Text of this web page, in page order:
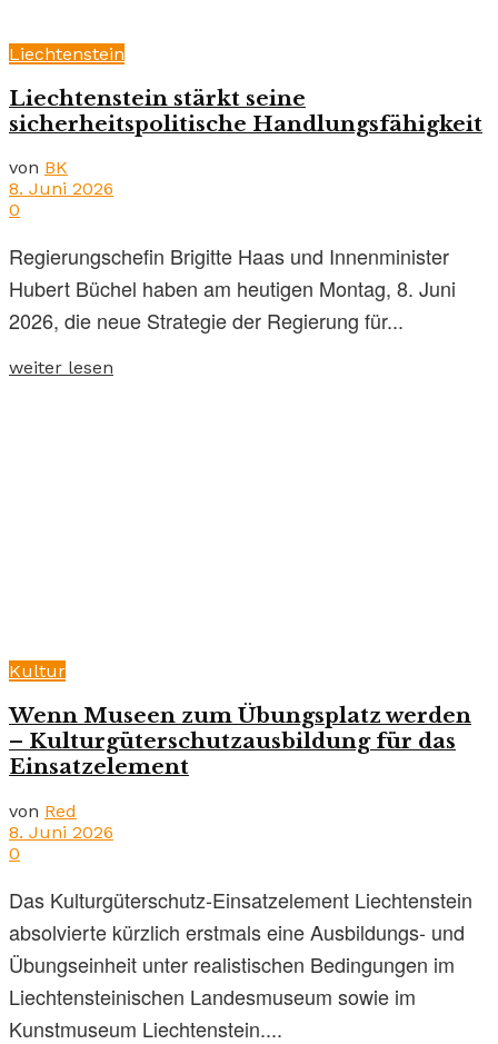
Liechtenstein
Liechtenstein stärkt seine
sicherheitspolitische Handlungsfähigkeit
von BK
8. Juni 2026
0
Regierungschefin Brigitte Haas und Innenminister
Hubert Büchel haben am heutigen Montag, 8. Juni
2026, die neue Strategie der Regierung für...
weiter lesen
Kultur
Wenn Museen zum Übungsplatz werden
– Kulturgüterschutzausbildung für das
Einsatzelement
von Red
8. Juni 2026
0
Das Kulturgüterschutz-Einsatzelement Liechtenstein
absolvierte kürzlich erstmals eine Ausbildungs- und
Übungseinheit unter realistischen Bedingungen im
Liechtensteinischen Landesmuseum sowie im
Kunstmuseum Liechtenstein....